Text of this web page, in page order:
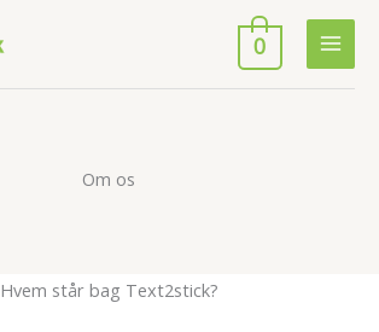
0
Om os
Hvem står bag Text2stick?